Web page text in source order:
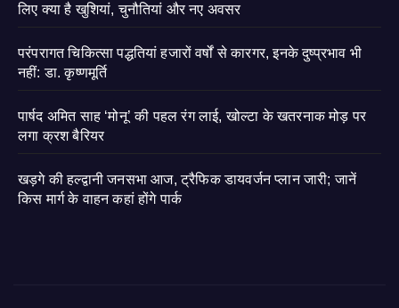
लिए क्या है खुशियां, चुनौतियां और नए अवसर
परंपरागत चिकित्सा पद्धतियां हजारों वर्षों से कारगर, इनके दुष्प्रभाव भी
नहीं: डा. कृष्णमूर्ति
पार्षद अमित साह ‘मोनू’ की पहल रंग लाई, खोल्टा के खतरनाक मोड़ पर
लगा क्रश बैरियर
खड़गे की हल्द्वानी जनसभा आज, ट्रैफिक डायवर्जन प्लान जारी; जानें
किस मार्ग के वाहन कहां होंगे पार्क